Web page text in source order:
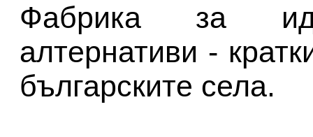
Фабрика за
алтернативи -
българските села.